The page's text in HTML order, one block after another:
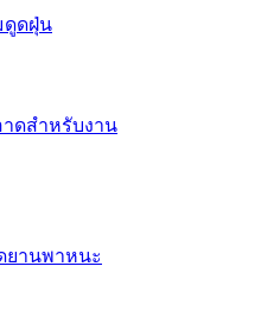
ดูดฝุ่น
ดสำหรับงาน
ยานพาหนะ